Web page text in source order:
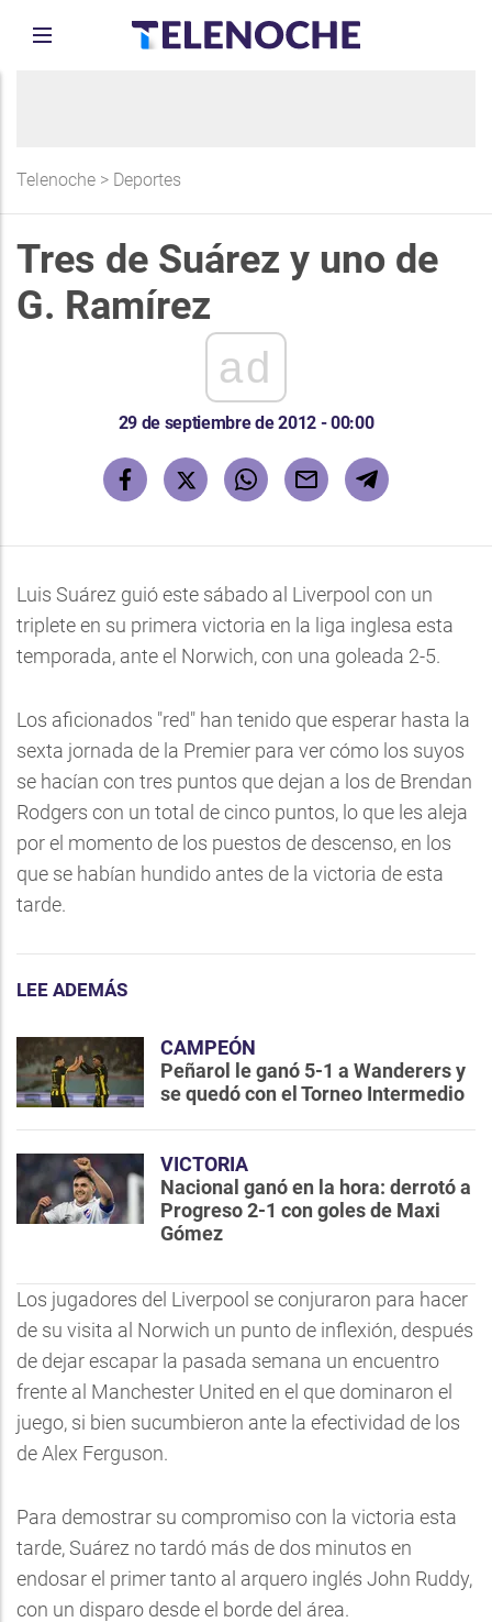
Telenoche > Deportes
Tres de Suárez y uno de
G. Ramírez
ad
29 de septiembre de 2012 - 00:00
Luis Suárez guió este sábado al Liverpool con un
triplete en su primera victoria en la liga inglesa esta
temporada, ante el Norwich, con una goleada 2-5.
Los aficionados "red" han tenido que esperar hasta la
sexta jornada de la Premier para ver cómo los suyos
se hacían con tres puntos que dejan a los de Brendan
Rodgers con un total de cinco puntos, lo que les aleja
por el momento de los puestos de descenso, en los
que se habían hundido antes de la victoria de esta
tarde.
LEE ADEMÁS
CAMPEÓN
Peñarol le ganó 5-1 a Wanderers y
se quedó con el Torneo Intermedio
VICTORIA
Nacional ganó en la hora: derrotó a
Progreso 2-1 con goles de Maxi
Gómez
Los jugadores del Liverpool se conjuraron para hacer
de su visita al Norwich un punto de inflexión, después
de dejar escapar la pasada semana un encuentro
frente al Manchester United en el que dominaron el
juego, si bien sucumbieron ante la efectividad de los
de Alex Ferguson.
Para demostrar su compromiso con la victoria esta
tarde, Suárez no tardó más de dos minutos en
endosar el primer tanto al arquero inglés John Ruddy,
con un disparo desde el borde del área.